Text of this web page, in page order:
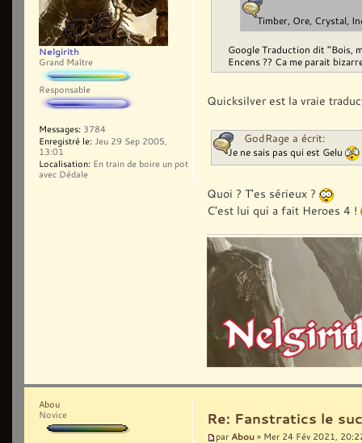
Timber, Ore, Crystal,
Google Traduction dit "Bois,
Encens ?? Ca me parait
Quicksilver est la vraie
GodRage a écrit:
Je ne sais pas qui est Gelu
Quoi ? T'es sérieux ?
C'est lui qui a fait Heroes 4 !
Nelgirith
Grand Maître
Responsable
Messages: 3784
Enregistré le: Jeu 29 Sep 2005,
13:01
Localisation: En train de boire un pot
avec Dédale
Re: Fanstratics le
par Abou » Mer 24 Fév 2021,
Abou
Novice